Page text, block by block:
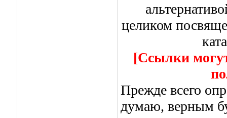
целиком
[Ссылки
Прежде всего
думаю, верным